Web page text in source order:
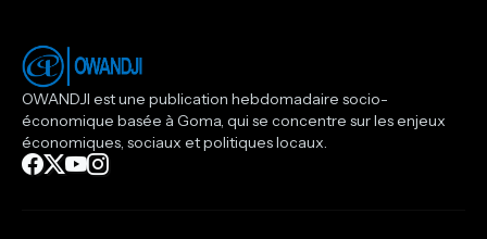
OWANDJI est une publication hebdomadaire socio-
économique basée à Goma, qui se concentre sur les enjeux
économiques, sociaux et politiques locaux.